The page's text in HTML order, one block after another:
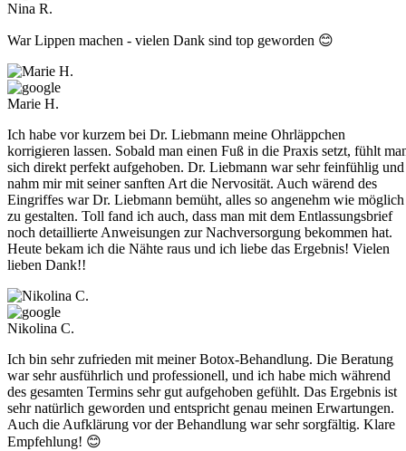
Nina R.
War Lippen machen - vielen Dank sind top geworden 😊
Marie H.
Ich habe vor kurzem bei Dr. Liebmann meine Ohrläppchen
korrigieren lassen. Sobald man einen Fuß in die Praxis setzt, fühlt
sich direkt perfekt aufgehoben. Dr. Liebmann war sehr feinfühlig und
nahm mir mit seiner sanften Art die Nervosität. Auch wärend des
Eingriffes war Dr. Liebmann bemüht, alles so angenehm wie möglich
zu gestalten. Toll fand ich auch, dass man mit dem Entlassungsbrief
noch detaillierte Anweisungen zur Nachversorgung bekommen hat.
Heute bekam ich die Nähte raus und ich liebe das Ergebnis! Vielen
lieben Dank!!
Nikolina C.
Ich bin sehr zufrieden mit meiner Botox-Behandlung. Die Beratung
war sehr ausführlich und professionell, und ich habe mich während
des gesamten Termins sehr gut aufgehoben gefühlt. Das Ergebnis ist
sehr natürlich geworden und entspricht genau meinen Erwartungen.
Auch die Aufklärung vor der Behandlung war sehr sorgfältig. Klare
Empfehlung! 😊